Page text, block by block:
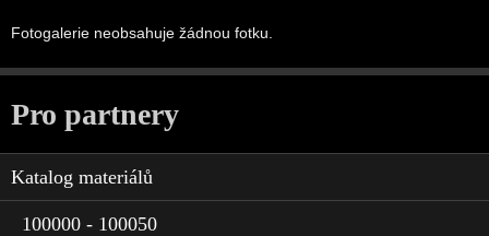
Fotogalerie neobsahuje žádnou fotku.
Pro partnery
Katalog materiálů
100000 - 100050